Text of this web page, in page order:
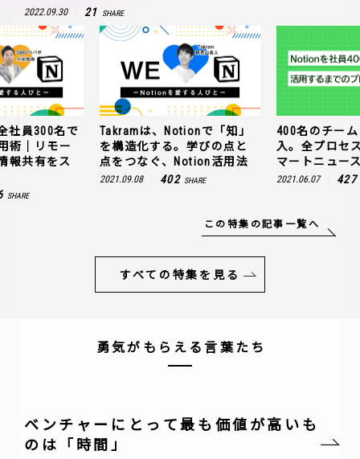
2022.09.30 21 SHARE
社員300名で
術｜リモー
報共有をス
SHARE
Takramは、Notionで「知」
を構造化する。学びの点と
点をつなぐ、Notion活用法
2021.09.08 402 SHARE
400名のチー
入。全プロセ
マートニュー
2021.06.07 427
この特集の記事一覧へ
すべての特集を見る
勇気がもらえる言葉たち
ベンチャーにとって最も価値が高いも
のは「時間」